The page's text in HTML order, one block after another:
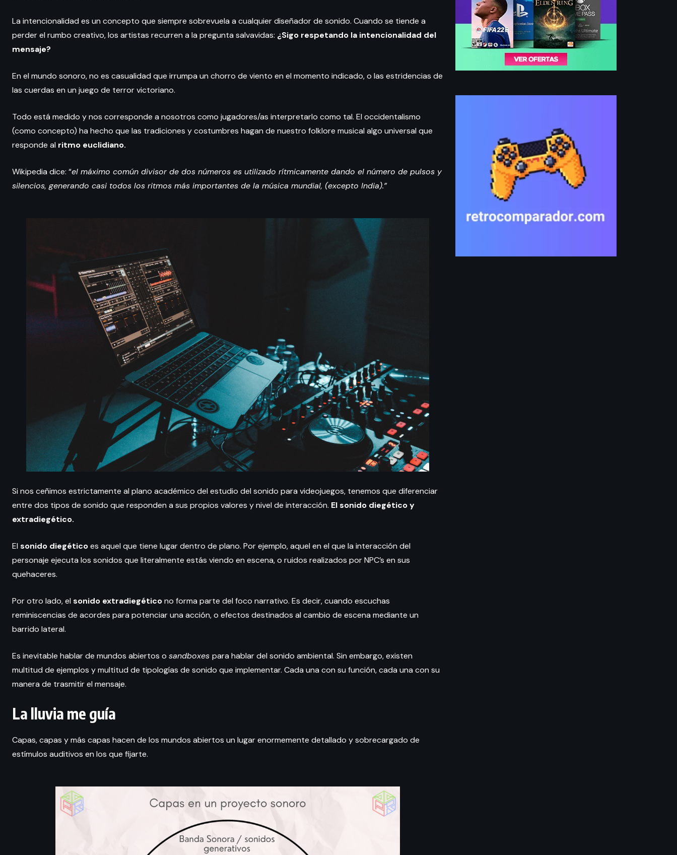
La intencionalidad es un concepto que siempre sobrevuela a cualquier diseñador de sonido. Cuando se tiende a
perder el rumbo creativo, los artistas recurren a la pregunta salvavidas: ¿Sigo respetando la intencionalidad del
mensaje?
En el mundo sonoro, no es casualidad que irrumpa un chorro de viento en el momento indicado, o las estridencias de
las cuerdas en un juego de terror victoriano.
Todo está medido y nos corresponde a nosotros como jugadores/as interpretarlo como tal. El occidentalismo
(como concepto) ha hecho que las tradiciones y costumbres hagan de nuestro folklore musical algo universal que
responde al ritmo euclidiano.
Wikipedia dice: “el máximo común divisor de dos números es utilizado rítmicamente dando el número de pulsos y
silencios, generando casi todos los ritmos más importantes de la música mundial, (excepto India).”
Si nos ceñimos estrictamente al plano académico del estudio del sonido para videojuegos, tenemos que diferenciar
entre dos tipos de sonido que responden a sus propios valores y nivel de interacción. El sonido diegético y
extradiegético.
El sonido diegéticoes aquel que tiene lugar dentro de plano. Por ejemplo, aquel en el que la interacción del
personaje ejecuta los sonidos que literalmente estás viendo en escena, o ruidos realizados por NPC’s en sus
quehaceres.
Por otro lado, el sonido extradiegéticono forma parte del foco narrativo. Es decir, cuando escuchas
reminiscencias de acordes para potenciar una acción, o efectos destinados al cambio de escena mediante un
barrido lateral.
Es inevitable hablar de mundos abiertos o sandboxes para hablar del sonido ambiental. Sin embargo, existen
multitud de ejemplos y multitud de tipologías de sonido que implementar. Cada una con su función, cada una con su
manera de trasmitir el mensaje.
La lluvia me guía
Capas, capas y más capas hacen de los mundos abiertos un lugar enormemente detallado y sobrecargado de
estímulos auditivos en los que fijarte.